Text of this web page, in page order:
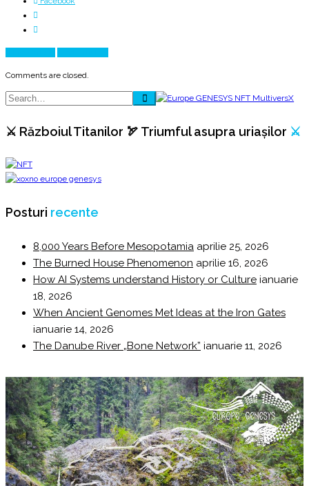
Comments are closed.
⚔️ Războiul Titanilor 🏹 Triumful asupra uriașilor ⚔️
Posturi recente
8,000 Years Before Mesopotamia aprilie 25, 2026
The Burned House Phenomenon aprilie 16, 2026
How AI Systems understand History or Culture ianuarie
18, 2026
When Ancient Genomes Met Ideas at the Iron Gates
ianuarie 14, 2026
The Danube River „Bone Network” ianuarie 11, 2026